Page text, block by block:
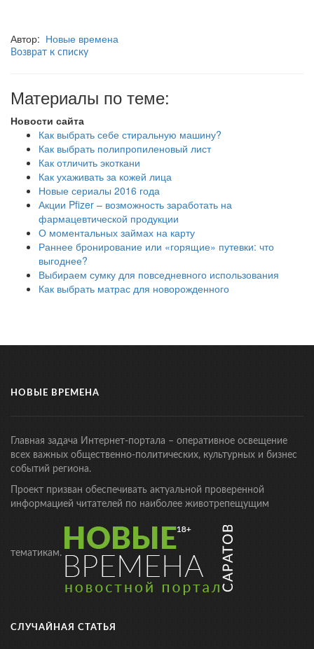
Автор: Новые времена
Возврат к списку
Материалы по теме:
Новости сайта
Как выбрать себе стиральную машину?
Как выбрать полипропиленовый лист
Как отличить экоткани
Как ухаживать за кожей лица
Новые сериалы 2016 года
Акции Pfizer – возможность заработать на
фармацевтической продукции
О моментальных займах на карту
Раннее бронирование или «горящие» путевки: что
выгоднее?
Выбираем сумку для повседневного использования
Как выбрать матрас для новорожденного
НОВЫЕ ВРЕМЕНА
Главная задача Интернет-портала – оперативное освещение
всех важных общественно-политических, культурных и бизнес
событий региона.
Проект призван обеспечивать актуальной проверенной
информацией читателей по наиболее животрепещущим
тематикам.
СЛУЧАЙНАЯ СТАТЬЯ